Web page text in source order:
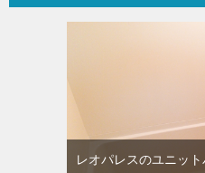
レオパレスのユニッ